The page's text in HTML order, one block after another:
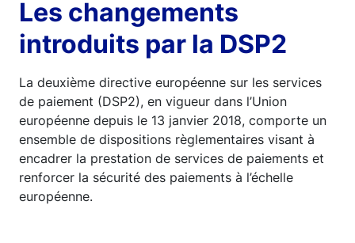
Les changements
introduits par la DSP2
La deuxième directive européenne sur les services
de paiement (DSP2), en vigueur dans l’Union
européenne depuis le 13 janvier 2018, comporte un
ensemble de dispositions règlementaires visant à
encadrer la prestation de services de paiements et
renforcer la sécurité des paiements à l’échelle
européenne.